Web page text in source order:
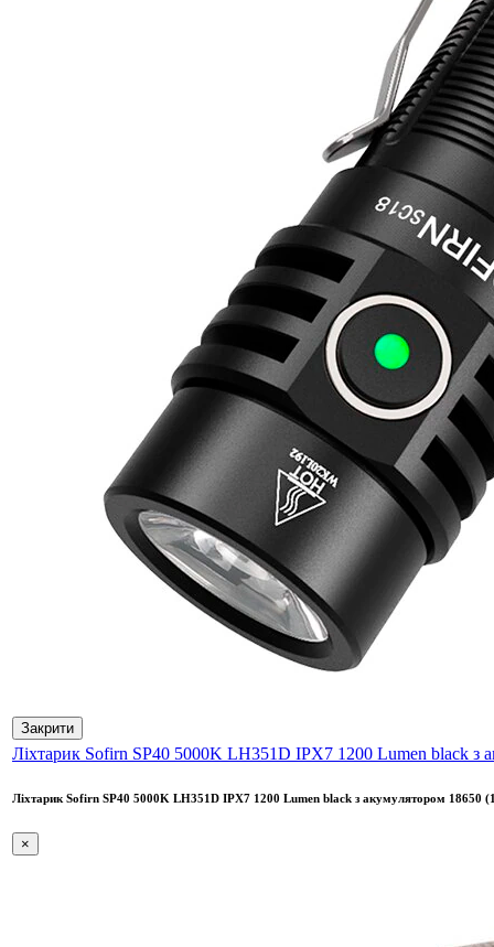
Закрити
Ліхтарик Sofirn SP40 5000K LH351D IPX7 1200 Lumen black з
Ліхтарик Sofirn SP40 5000K LH351D IPX7 1200 Lumen black з акумулятором 18650
×